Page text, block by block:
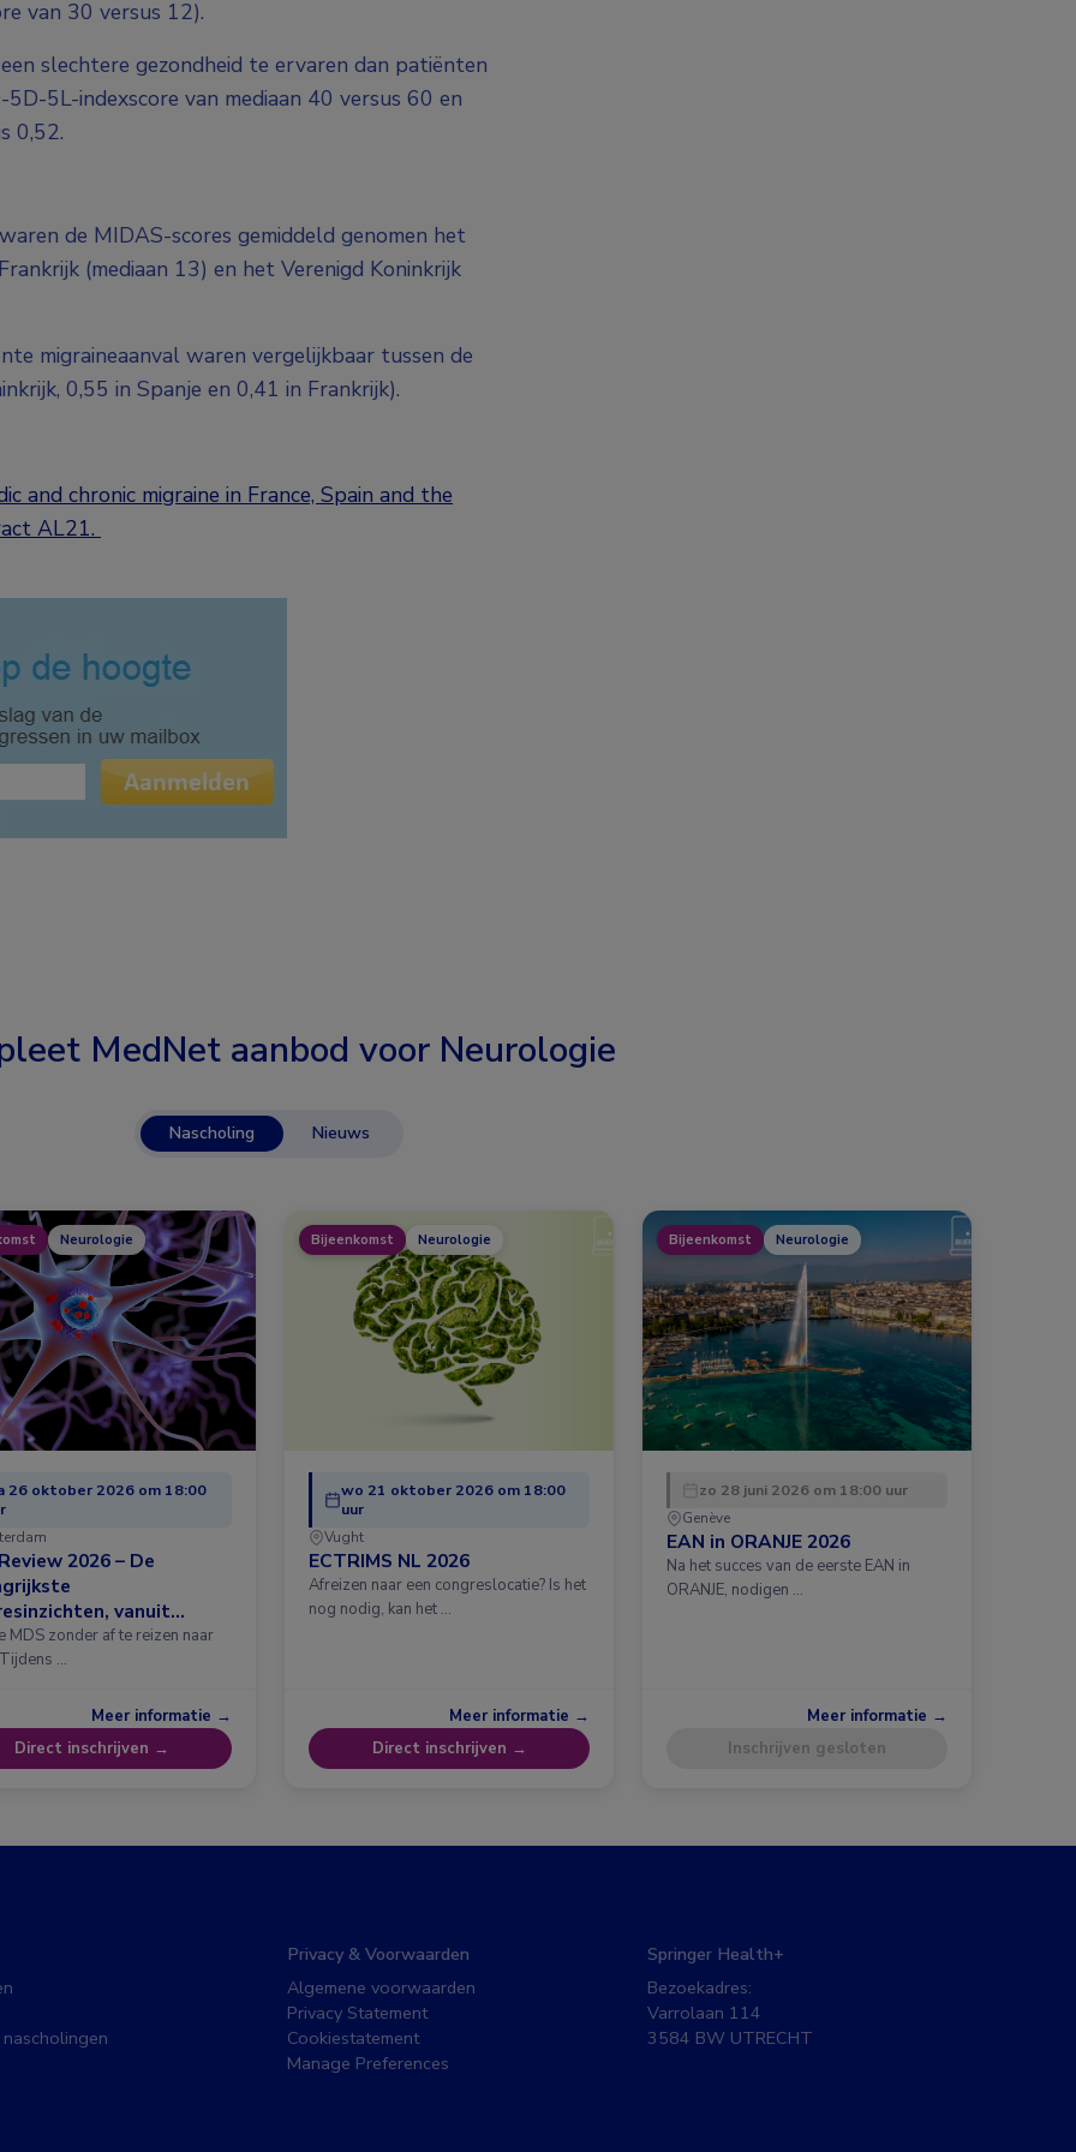
van 30 versus 12).
slechtere gezondheid te ervaren dan patiënten
5L-indexscore van mediaan 40 versus 60 en
0,52.
de MIDAS-scores gemiddeld genomen het
(mediaan 13) en het Verenigd Koninkrijk
migraineaanval waren vergelijkbaar tussen de
0,55 in Spanje en 0,41 in Frankrijk).
and chronic migraine in France, Spain and the
AL21.
MedNet aanbod voor Neurologie
Nascholing Nieuws
Neurologie
26 oktober 2026 om 18:00
2026 – De
vanuit
MDS zonder af te reizen naar
…
Meer informatie →
Direct inschrijven →
Bijeenkomst Neurologie
wo 21 oktober 2026 om 18:00
uur
Vught
ECTRIMS NL 2026
Afreizen naar een congreslocatie? Is het
nog nodig, kan het …
Meer informatie →
Direct inschrijven →
Bijeenkomst Neurologie
zo 28 juni 2026 om 18:00 uur
Genève
EAN in ORANJE 2026
Na het succes van de eerste EAN in
ORANJE, nodigen …
Meer informatie →
Inschrijven gesloten
Privacy & Voorwaarden
Algemene voorwaarden
Privacy Statement
Cookiestatement
Manage Preferences
Springer Health+
Bezoekadres:
Varrolaan 114
3584 BW UTRECHT